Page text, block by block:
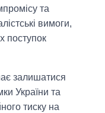
та
вимоги,
поступок
залишатися
України та
тиску на